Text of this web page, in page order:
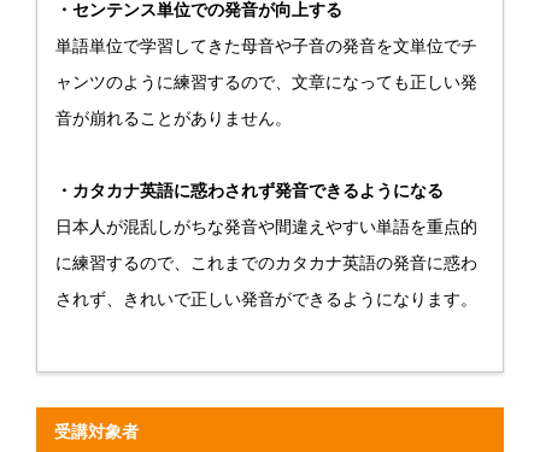
・センテンス単位での発音が向上する
単語単位で学習してきた母音や子音の発音を文単位でチ
ャンツのように練習するので、文章になっても正しい発
音が崩れることがありません。
・カタカナ英語に惑わされず発音できるようになる
日本人が混乱しがちな発音や間違えやすい単語を重点的
に練習するので、これまでのカタカナ英語の発音に惑わ
されず、きれいで正しい発音ができるようになります。
受講対象者